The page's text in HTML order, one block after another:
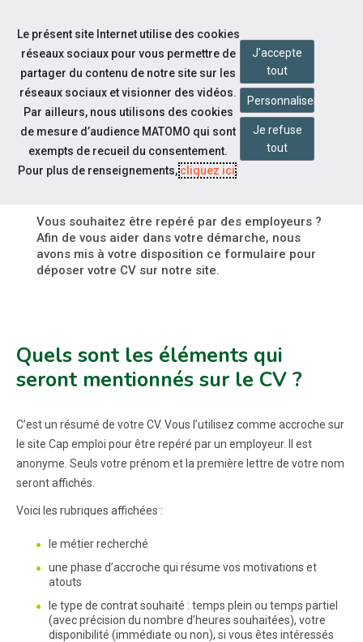
Aller au contenu
Espace candidat
DÉPOSEZ UN CV
Vous souhaitez être repéré par des employeurs ?
Afin de vous aider dans votre démarche, nous
avons mis à votre disposition ce formulaire pour
déposer votre CV sur notre site.
Quels sont les éléments qui
seront mentionnés sur le CV ?
C’est un résumé de votre CV. Vous l’utilisez comme accroche sur
le site Cap emploi pour être repéré par un employeur. Il est
anonyme. Seuls votre prénom et la première lettre de votre nom
seront affichés.
Voici les rubriques affichées :
le métier recherché
une phase d’accroche qui résume vos motivations et
atouts
le type de contrat souhaité : temps plein ou temps partiel
(avec précision du nombre d’heures souhaitées), votre
disponibilité (immédiate ou non), si vous êtes intéressés
Le présent site Internet utilise des cookies
réseaux sociaux pour vous permettre de
partager du contenu de notre site sur les
réseaux sociaux et visionner des vidéos.
Par ailleurs, nous utilisons des cookies
de mesure d’audience MATOMO qui sont
exempts de recueil du consentement.
Pour plus de renseignements,cliquez ici.
J'accepte
tout
Personnaliser
Je refuse
tout